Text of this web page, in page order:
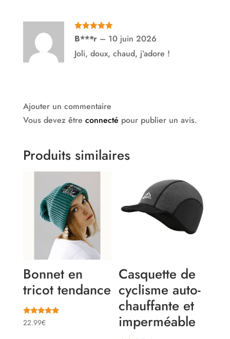
Note5sur
5
B***r – 10 juin 2026
Joli, doux, chaud, j’adore !
Ajouter un commentaire
Vous devez être connecté pour publier un avis.
Produits similaires
Bonnet en
tricot tendance
Note
5.00
22.99€
Casquette de
cyclisme auto-
chauffante et
imperméable